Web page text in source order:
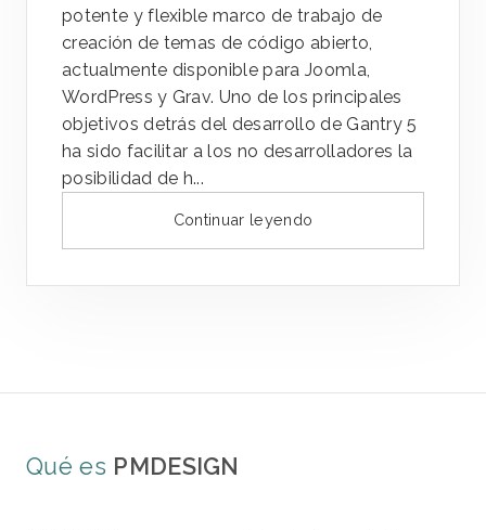
potente y flexible marco de trabajo de
creación de temas de código abierto,
actualmente disponible para Joomla,
WordPress y Grav. Uno de los principales
objetivos detrás del desarrollo de Gantry 5
ha sido facilitar a los no desarrolladores la
posibilidad de h...
Continuar leyendo
Qué es PMDESIGN